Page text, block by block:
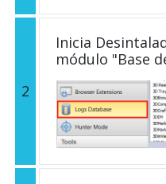
2
Inicia
módulo "Base